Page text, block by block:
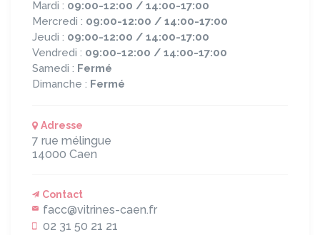
Mardi : 09:00-12:00 / 14:00-17:00
Mercredi : 09:00-12:00 / 14:00-17:00
Jeudi : 09:00-12:00 / 14:00-17:00
Vendredi : 09:00-12:00 / 14:00-17:00
Samedi : Fermé
Dimanche : Fermé
Adresse
7 rue mélingue
14000 Caen
Contact
facc@vitrines-caen.fr
02 31 50 21 21